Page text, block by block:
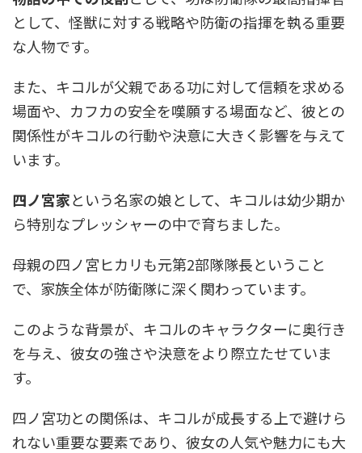
として、怪獣に対する戦略や防衛の指揮を執る重要
な人物です。
また、キコルが父親である功に対して信頼を求める
場面や、カフカの安全を嘆願する場面など、彼との
関係性がキコルの行動や決意に大きく影響を与えて
います。
四ノ宮家という名家の娘として、キコルは幼少期か
ら特別なプレッシャーの中で育ちました。
母親の四ノ宮ヒカリも元第2部隊隊長ということ
で、家族全体が防衛隊に深く関わっています。
このような背景が、キコルのキャラクターに奥行き
を与え、彼女の強さや決意をより際立たせていま
す。
四ノ宮功との関係は、キコルが成長する上で避けら
れない重要な要素であり、彼女の人気や魅力にも大